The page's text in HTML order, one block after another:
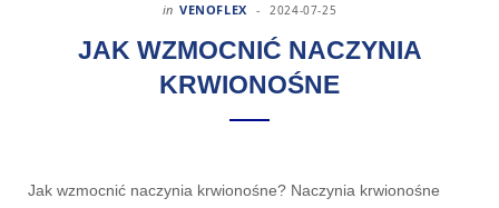
in VENOFLEX 2024-07-25
JAK WZMOCNIĆ NACZYNIA
KRWIONOŚNE
Jak wzmocnić naczynia krwionośne? Naczynia krwionośne